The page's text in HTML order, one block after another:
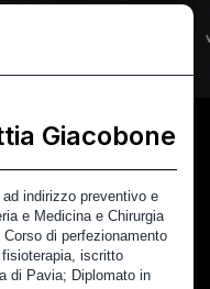
Giacobone
indirizzo preventivo e
e Medicina e Chirurgia
di perfezionamento
iscritto
di Pavia; Diplomato in